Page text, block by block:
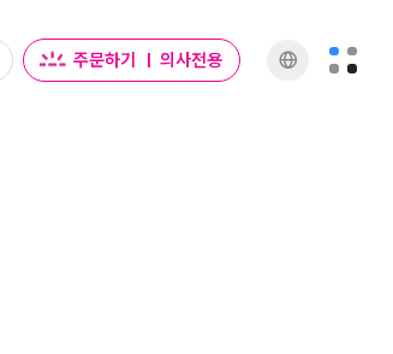
주문하기 | 의사전용